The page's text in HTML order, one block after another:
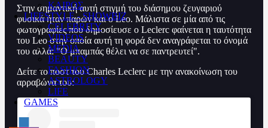
ΚΑΙΡΟΣ
LIFESTYLE - SHOWBIZ
CELEBRITY
VIDEOS
MEDIA
BEAUTY
FASHION
ASTROLOGY
LIFE
GAMES
Στην σημαντική αυτή στιγμή του διάσημου ζευγαριού
φυσικά ήταν παρών και ο Leo. Μάλιστα σε μία από τις
φωτογραφίες που δημοσίευσε ο Leclerc φαίνεται η ταυτότητα
του Leo στην οποία αυτή τη φορά δεν αναγράφεται το όνομά
του αλλά: "Ο μπαμπάς θέλει να σε παντρευτεί".
Δείτε το ποστ του Charles Leclerc με την ανακοίνωση του
αρραβώνα του: